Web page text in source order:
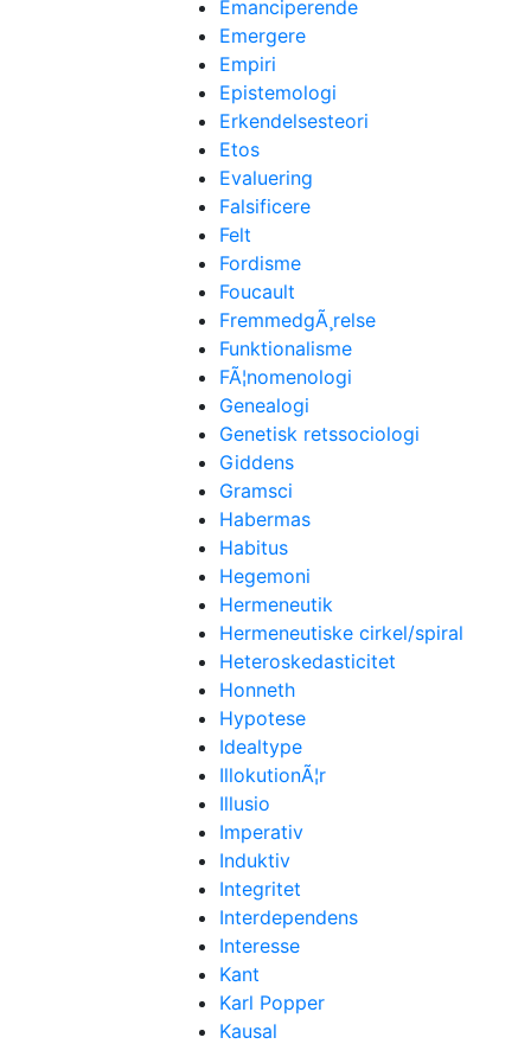
Emanciperende
Emergere
Empiri
Epistemologi
Erkendelsesteori
Etos
Evaluering
Falsificere
Felt
Fordisme
Foucault
FremmedgÃ¸relse
Funktionalisme
FÃ¦nomenologi
Genealogi
Genetisk retssociologi
Giddens
Gramsci
Habermas
Habitus
Hegemoni
Hermeneutik
Hermeneutiske cirkel/spiral
Heteroskedasticitet
Honneth
Hypotese
Idealtype
IllokutionÃ¦r
Illusio
Imperativ
Induktiv
Integritet
Interdependens
Interesse
Kant
Karl Popper
Kausal